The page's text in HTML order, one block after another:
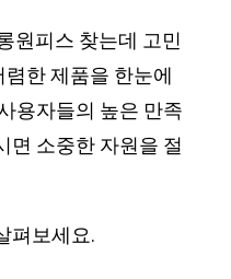
원피스 찾는데 고민
한 제품을 한눈에
용자들의 높은 만족
면 소중한 자원을 절
펴보세요.